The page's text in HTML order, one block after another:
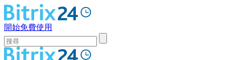
開始免費使用